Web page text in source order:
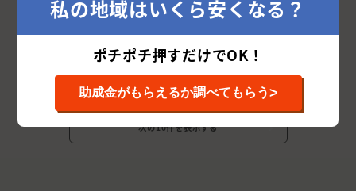
詳細を見る
相場を確認する
次の10件を表示する
私の地域はいくら安くなる？
ポチポチ押すだけでOK！
助成金がもらえるか調べてもらう>